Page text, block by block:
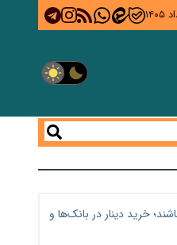
خرید دینار در بانک‌ها و